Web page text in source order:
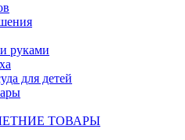
руками
для детей
ТОВАРЫ